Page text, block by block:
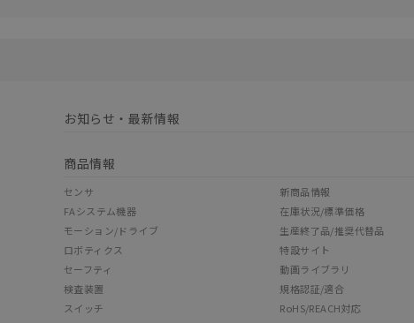
お知らせ・最新情報
商品情報
センサ
FAシステム機器
モーション/ドライブ
ロボティクス
セーフティ
検査装置
スイッチ
新商品情報
在庫状況/標準価格
生産終了品/推奨代替品
特設サイト
動画ライブラリ
規格認証/適合
RoHS/REACH対応